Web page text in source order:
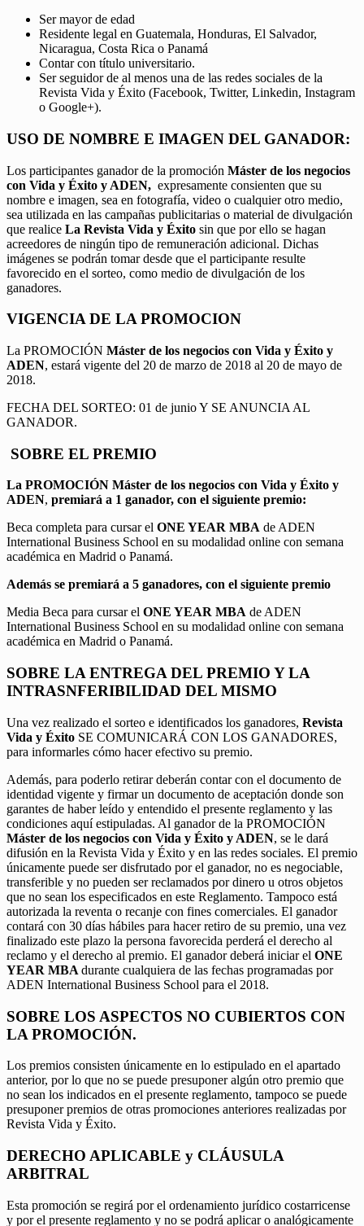
Ser mayor de edad
Residente legal en Guatemala, Honduras, El Salvador,
Nicaragua, Costa Rica o Panamá
Contar con título universitario.
Ser seguidor de al menos una de las redes sociales de la
Revista Vida y Éxito (Facebook, Twitter, Linkedin, Instagram
o Google+).
USO DE NOMBRE E IMAGEN DEL GANADOR:
Los participantes ganador de la promoción Máster de los negocios
con Vida y Éxito y ADEN, expresamente consienten que su
nombre e imagen, sea en fotografía, video o cualquier otro medio,
sea utilizada en las campañas publicitarias o material de divulgación
que realice La Revista Vida y Éxito sin que por ello se hagan
acreedores de ningún tipo de remuneración adicional. Dichas
imágenes se podrán tomar desde que el participante resulte
favorecido en el sorteo, como medio de divulgación de los
ganadores.
VIGENCIA DE LA PROMOCION
La PROMOCIÓN Máster de los negocios con Vida y Éxito y
ADEN, estará vigente del 20 de marzo de 2018 al 20 de mayo de
2018.
FECHA DEL SORTEO: 01 de junio Y SE ANUNCIA AL
GANADOR.
SOBRE EL PREMIO
La PROMOCIÓN Máster de los negocios con Vida y Éxito y
ADEN, premiará a 1 ganador, con el siguiente premio:
Beca completa para cursar el ONE YEAR MBA de ADEN
International Business School en su modalidad online con semana
académica en Madrid o Panamá.
Además se premiará a 5 ganadores, con el siguiente premio
Media Beca para cursar el ONE YEAR MBA de ADEN
International Business School en su modalidad online con semana
académica en Madrid o Panamá.
SOBRE LA ENTREGA DEL PREMIO Y LA
INTRASNFERIBILIDAD DEL MISMO
Una vez realizado el sorteo e identificados los ganadores, Revista
Vida y Éxito SE COMUNICARÁ CON LOS GANADORES,
para informarles cómo hacer efectivo su premio.
Además, para poderlo retirar deberán contar con el documento de
identidad vigente y firmar un documento de aceptación donde son
garantes de haber leído y entendido el presente reglamento y las
condiciones aquí estipuladas. Al ganador de la PROMOCIÓN
Máster de los negocios con Vida y Éxito y ADEN, se le dará
difusión en la Revista Vida y Éxito y en las redes sociales. El premio
únicamente puede ser disfrutado por el ganador, no es negociable,
transferible y no pueden ser reclamados por dinero u otros objetos
que no sean los especificados en este Reglamento. Tampoco está
autorizada la reventa o recanje con fines comerciales. El ganador
contará con 30 días hábiles para hacer retiro de su premio, una vez
finalizado este plazo la persona favorecida perderá el derecho al
reclamo y el derecho al premio. El ganador deberá iniciar el ONE
YEAR MBA durante cualquiera de las fechas programadas por
ADEN International Business School para el 2018.
SOBRE LOS ASPECTOS NO CUBIERTOS CON
LA PROMOCIÓN.
Los premios consisten únicamente en lo estipulado en el apartado
anterior, por lo que no se puede presuponer algún otro premio que
no sean los indicados en el presente reglamento, tampoco se puede
presuponer premios de otras promociones anteriores realizadas por
Revista Vida y Éxito.
DERECHO APLICABLE y CLÁUSULA
ARBITRAL
Esta promoción se regirá por el ordenamiento jurídico costarricense
y por el presente reglamento y no se podrá aplicar o analógicamente